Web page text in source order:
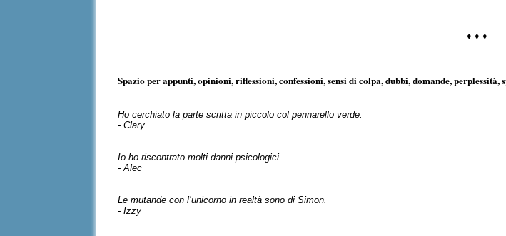
♦ ♦ ♦
Spazio per appunti, opinioni, riflessioni, confessioni, sensi di colpa, dubbi, domande,
Ho cerchiato la parte scritta in piccolo col pennarello verde.
- Clary
Io ho riscontrato molti danni psicologici.
- Alec
Le mutande con l’unicorno in realtà sono di Simon.
- Izzy